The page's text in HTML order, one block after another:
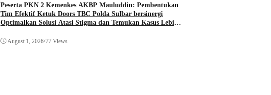
Peserta PKN 2 Kemenkes AKBP Mauluddin: Pembentukan
Tim Efektif Ketuk Doors TBC Polda Sulbar bersinergi
Optimalkan Solusi Atasi Stigma dan Temukan Kasus Lebih
August 1, 2026•77 Views